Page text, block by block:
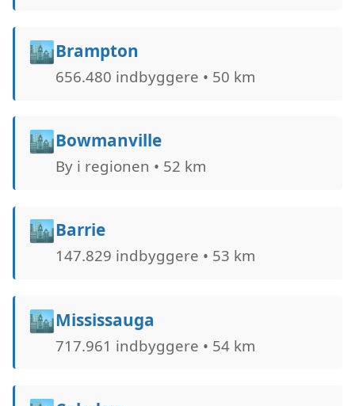
🏙️Brampton
656.480 indbyggere • 50 km
🏙️Bowmanville
By i regionen • 52 km
🏙️Barrie
147.829 indbyggere • 53 km
🏙️Mississauga
717.961 indbyggere • 54 km